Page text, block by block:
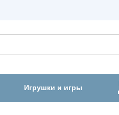
Игрушки и игры